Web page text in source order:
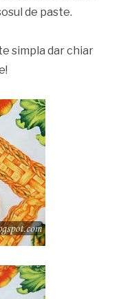
de paste.
simpla dar chiar